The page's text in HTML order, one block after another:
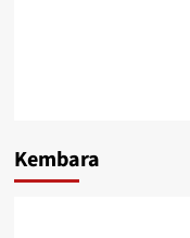
Kembara